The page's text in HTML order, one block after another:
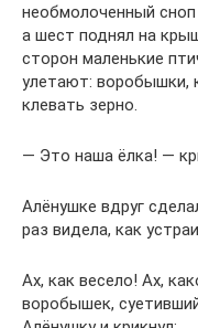
необмолоченный сноп
а шест поднял на
сторон маленькие
улетают: воробышки,
клевать зерно.
— Это наша ёлка! —
Алёнушке вдруг
раз видела, как
Ах, как весело! Ах,
воробышек,